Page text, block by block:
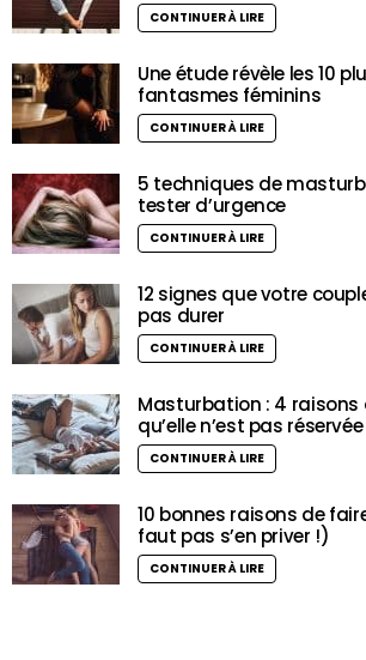
CONTINUER À LIRE
Une étude révèle les 10
fantasmes féminins
CONTINUER À LIRE
5 techniques de
tester d’urgence
CONTINUER À LIRE
12 signes que votre
pas durer
CONTINUER À LIRE
Masturbation : 4 raisons
qu’elle n’est pas
CONTINUER À LIRE
10 bonnes raisons de
faut pas s’en priver !)
CONTINUER À LIRE